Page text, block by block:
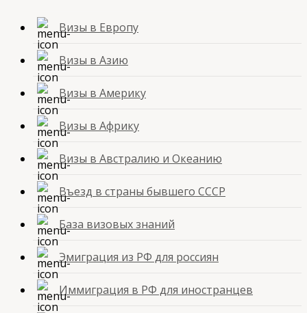
Визы в Европу
Визы в Азию
Визы в Америку
Визы в Африку
Визы в Австралию и Океанию
Въезд в страны бывшего СССР
База визовых знаний
Эмиграция из РФ для россиян
Иммиграция в РФ для иностранцев